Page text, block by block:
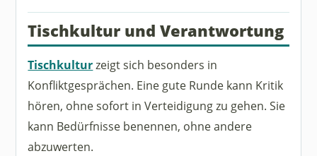
Tischkultur und Verantwortung
Tischkulturzeigt sich besonders in
Konfliktgesprächen. Eine gute Runde kann Kritik
hören, ohne sofort in Verteidigung zu gehen. Sie
kann Bedürfnisse benennen, ohne andere
abzuwerten.